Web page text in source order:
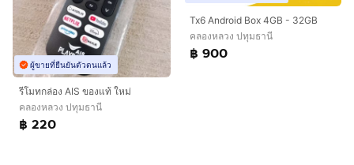
ผู้ขายที่ยืนยันตัวตนแล้ว
รีโมทกล่อง AIS ของแท้ ใหม่
คลองหลวง ปทุมธานี
฿ 220
Tx6 Android Box 4GB - 32GB
คลองหลวง ปทุมธานี
฿ 900